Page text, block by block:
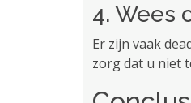
4. Wees
Er zijn vaak
zorg dat u niet